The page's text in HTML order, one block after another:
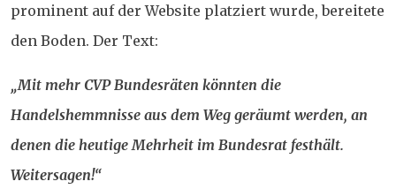
prominent auf der Website platziert wurde, bereitete
den Boden. Der Text:
„Mit mehr CVP Bundesräten könnten die
Handelshemmnisse aus dem Weg geräumt werden, an
denen die heutige Mehrheit im Bundesrat festhält.
Weitersagen!“